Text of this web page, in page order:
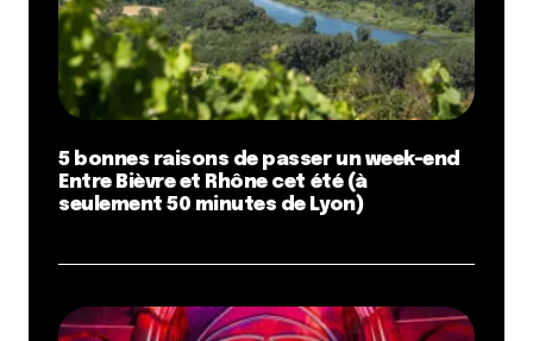
5 bonnes raisons de passer un week-end
Entre Bièvre et Rhône cet été (à
seulement 50 minutes de Lyon)